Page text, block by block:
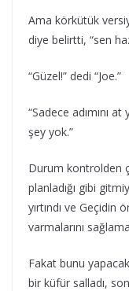
Ama körkütük
diye belirtti, “sen
“Güzel!” dedi “Joe.”
“Sadece adımını
şey yok.”
Durum kontrolden
planladığı gibi
yırtındı ve Geçidin
varmalarını
Fakat bunu
bir küfür salladı,